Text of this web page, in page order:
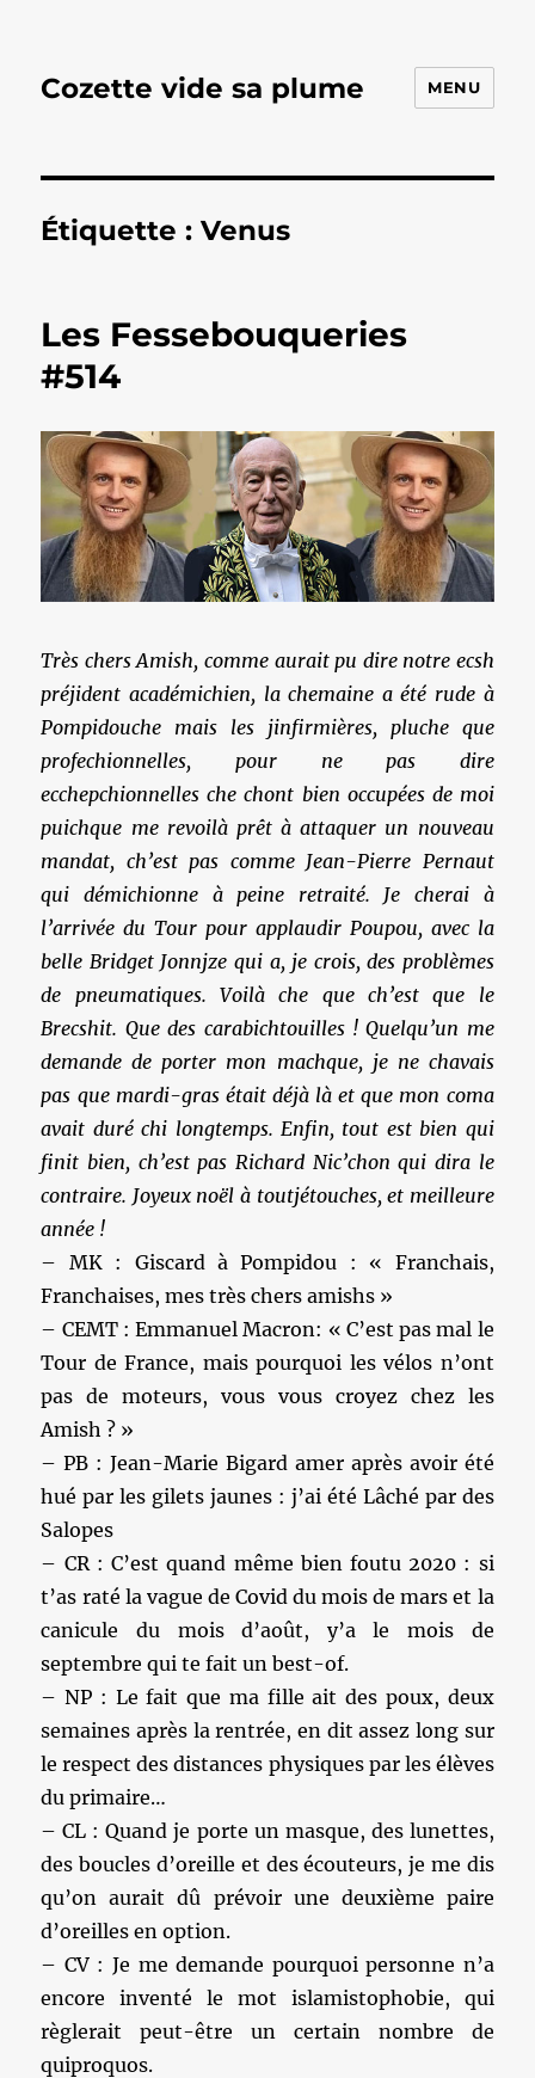
Cozette vide sa plume MENU
Étiquette :Venus
Les Fessebouqueries
#514
Très chers Amish, comme aurait pu dire notre ecsh
préjident académichien, la chemaine a été rude à
Pompidouche mais les jinfirmières, pluche que
profechionnelles, pour ne pas dire
ecchepchionnelles che chont bien occupées de moi
puichque me revoilà prêt à attaquer un nouveau
mandat, ch’est pas comme Jean-Pierre Pernaut
qui démichionne à peine retraité. Je cherai à
l’arrivée du Tour pour applaudir Poupou, avec la
belle Bridget Jonnjze qui a, je crois, des problèmes
de pneumatiques. Voilà che que ch’est que le
Brecshit. Que des carabichtouilles ! Quelqu’un me
demande de porter mon machque, je ne chavais
pas que mardi-gras était déjà là et que mon coma
avait duré chi longtemps. Enfin, tout est bien qui
finit bien, ch’est pas Richard Nic’chon qui dira le
contraire. Joyeux noël à toutjétouches, et meilleure
année !
– MK : Giscard à Pompidou : « Franchais,
Franchaises, mes très chers amishs »
– CEMT : Emmanuel Macron: « C’est pas mal le
Tour de France, mais pourquoi les vélos n’ont
pas de moteurs, vous vous croyez chez les
Amish ? »
– PB : Jean-Marie Bigard amer après avoir été
hué par les gilets jaunes : j’ai été Lâché par des
Salopes
– CR : C’est quand même bien foutu 2020 : si
t’as raté la vague de Covid du mois de mars et la
canicule du mois d’août, y’a le mois de
septembre qui te fait un best-of.
– NP : Le fait que ma fille ait des poux, deux
semaines après la rentrée, en dit assez long sur
le respect des distances physiques par les élèves
du primaire…
– CL : Quand je porte un masque, des lunettes,
des boucles d’oreille et des écouteurs, je me dis
qu’on aurait dû prévoir une deuxième paire
d’oreilles en option.
– CV : Je me demande pourquoi personne n’a
encore inventé le mot islamistophobie, qui
règlerait peut-être un certain nombre de
quiproquos.